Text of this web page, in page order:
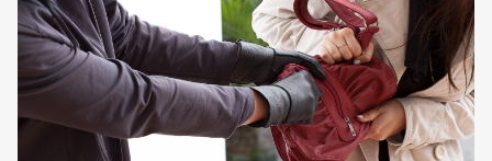
LECTOR DE LLAVES
MANDO A DISTANCIA
SENSORES Y DETECTORES
CENTRAL DE ALARMAS
COMUNICACIONES
GARANTÍA VERISURE